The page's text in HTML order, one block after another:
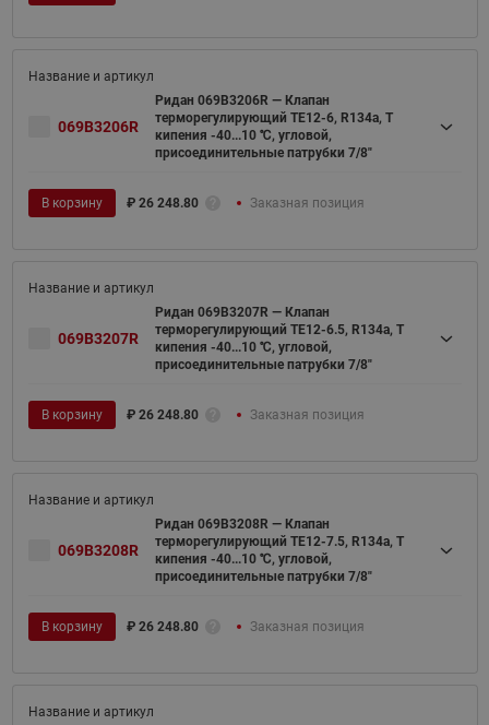
069B3206R
Ридан 069B3206R — Клапан
терморегулирующий TE12-6, R134a, T
кипения -40...10 ℃, угловой,
присоединительные патрубки 7/8"
В корзину ₽ 26 248.80 Заказная позиция
069B3207R
Ридан 069B3207R — Клапан
терморегулирующий TE12-6.5, R134a, T
кипения -40...10 ℃, угловой,
присоединительные патрубки 7/8"
В корзину ₽ 26 248.80 Заказная позиция
069B3208R
Ридан 069B3208R — Клапан
терморегулирующий TE12-7.5, R134a, T
кипения -40...10 ℃, угловой,
присоединительные патрубки 7/8"
В корзину ₽ 26 248.80 Заказная позиция